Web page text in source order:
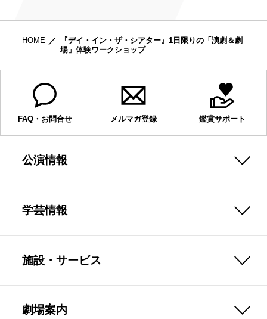
HOME
『デイ・イン・ザ・シアター』1日限りの「演劇＆劇
場」体験ワークショップ
FAQ・お問合せ メルマガ登録 鑑賞サポート
公演情報
学芸情報
施設・サービス
劇場案内